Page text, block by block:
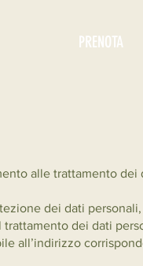
PRENOTA
alle trattamento dei
dei dati
trattamento dei dati
all’indirizzo